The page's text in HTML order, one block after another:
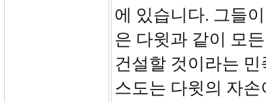
에 있습니다. 그들
은 다윗과 같이 모
건설할 것이라는
스도는 다윗의 자